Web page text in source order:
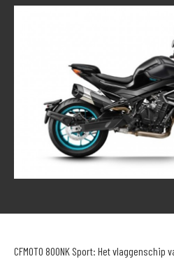
CFMOTO 800NK Sport: Het vlaggenschip